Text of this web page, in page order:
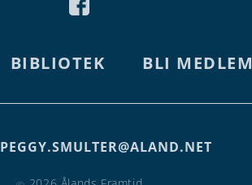
BIBLIOTEK BLI MEDLEM
PEGGY.SMULTER@ALAND.NET